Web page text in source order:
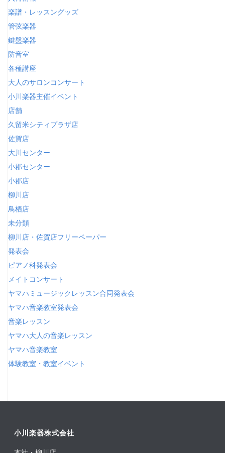
楽譜・レッスングッズ
管弦楽器
鍵盤楽器
防音室
各種講座
大人のサロンコンサート
小川楽器主催イベント
店舗
久留米シティプラザ店
佐賀店
大川センター
小郡センター
小郡店
柳川店
鳥栖店
未分類
柳川店・佐賀店フリーペーパー
発表会
ピアノ科発表会
メイトコンサート
ヤマハミュージックレッスン合同発表会
ヤマハ音楽教室発表会
音楽レッスン
ヤマハ大人の音楽レッスン
ヤマハ音楽教室
体験教室・教室イベント
小川楽器株式会社